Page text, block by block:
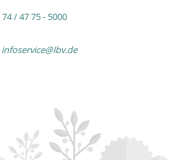
74 / 47 75 - 5000
infoservice@lbv.de